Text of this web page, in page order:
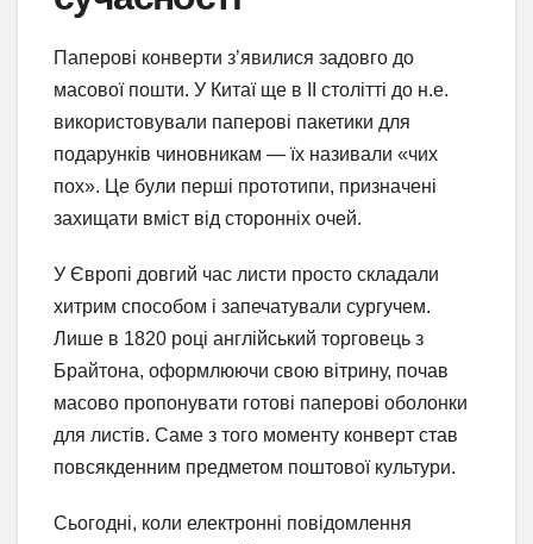
Паперові конверти з’явилися задовго до
масової пошти. У Китаї ще в II столітті до н.е.
використовували паперові пакетики для
подарунків чиновникам — їх називали «чих
пох». Це були перші прототипи, призначені
захищати вміст від сторонніх очей.
У Європі довгий час листи просто складали
хитрим способом і запечатували сургучем.
Лише в 1820 році англійський торговець з
Брайтона, оформлюючи свою вітрину, почав
масово пропонувати готові паперові оболонки
для листів. Саме з того моменту конверт став
повсякденним предметом поштової культури.
Сьогодні, коли електронні повідомлення